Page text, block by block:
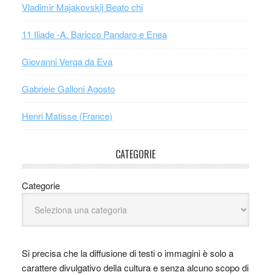
Vladimir Majakovskij Beato chi
11 Iliade -A. Baricco Pandaro e Enea
Giovanni Verga da Eva
Gabriele Galloni Agosto
Henri Matisse (France)
CATEGORIE
Categorie
Si precisa che la diffusione di testi o immagini è solo a
carattere divulgativo della cultura e senza alcuno scopo di